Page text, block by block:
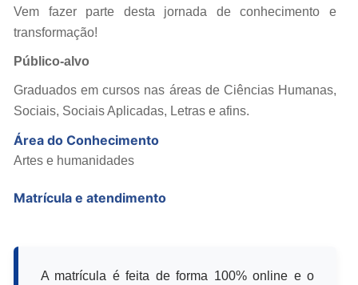
Vem fazer parte desta jornada de conhecimento e
transformação!
Público-alvo
Graduados em cursos nas áreas de Ciências Humanas,
Sociais, Sociais Aplicadas, Letras e afins.
Área do Conhecimento
Artes e humanidades
Matrícula e atendimento
A matrícula é feita de forma 100% online e o